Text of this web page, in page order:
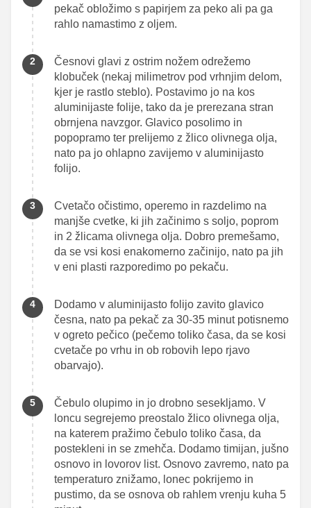
pekač obložimo s papirjem za peko ali pa ga
rahlo namastimo z oljem.
Česnovi glavi z ostrim nožem odrežemo
klobuček (nekaj milimetrov pod vrhnjim delom,
kjer je rastlo steblo). Postavimo jo na kos
aluminijaste folije, tako da je prerezana stran
obrnjena navzgor. Glavico posolimo in
popopramo ter prelijemo z žlico olivnega olja,
nato pa jo ohlapno zavijemo v aluminijasto
folijo.
Cvetačo očistimo, operemo in razdelimo na
manjše cvetke, ki jih začinimo s soljo, poprom
in 2 žlicama olivnega olja. Dobro premešamo,
da se vsi kosi enakomerno začinijo, nato pa jih
v eni plasti razporedimo po pekaču.
Dodamo v aluminijasto folijo zavito glavico
česna, nato pa pekač za 30-35 minut potisnemo
v ogreto pečico (pečemo toliko časa, da se kosi
cvetače po vrhu in ob robovih lepo rjavo
obarvajo).
Čebulo olupimo in jo drobno sesekljamo. V
loncu segrejemo preostalo žlico olivnega olja,
na katerem pražimo čebulo toliko časa, da
postekleni in se zmehča. Dodamo timijan, jušno
osnovo in lovorov list. Osnovo zavremo, nato pa
temperaturo znižamo, lonec pokrijemo in
pustimo, da se osnova ob rahlem vrenju kuha 5